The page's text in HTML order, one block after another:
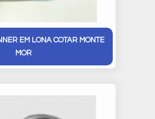
EM LONA COTAR MONTE
MOR